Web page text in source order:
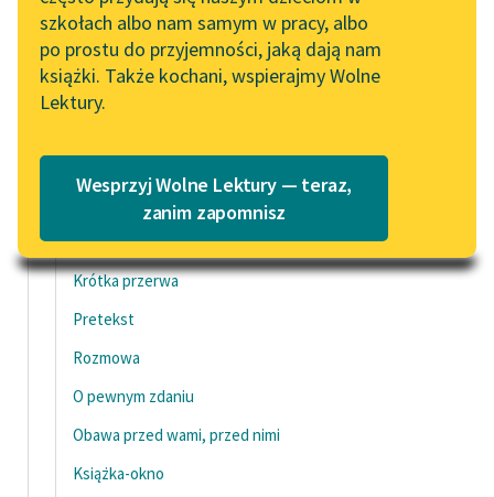
Tunkiel w Oslo
102. lata temu zmarł
Joseph Conrad
Lektury szkolne i klasyka
literatury do słuchania dla
uczennic i uczniów z
niepełnosprawnościami
szkolnych i literatury do
słuchania dla uczennic i
uczniów z
niepełnosprawnościami
Feministyczne inspiracje.
Widget Wolnych Lektur
Przypisy
Katalog w formacie PDF
szkołach albo nam samym w pracy, albo
po prostu do przyjemności, jaką dają nam
książki. Także kochani, wspierajmy Wolne
Lektury.
Wesprzyj Wolne Lektury — teraz,
zanim zapomnisz
Osiem linijek
Większa wartość
Gdy ciepło w pokoju
Przyjaźń ochronna
Krótka przerwa
Pretekst
Rozmowa
O pewnym zdaniu
Obawa przed wami, przed nimi
Książka-okno